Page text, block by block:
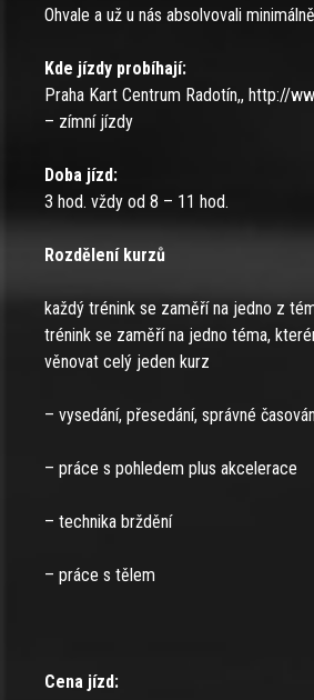
Ohvale a už u nás absolvovali
Kde jízdy probíhají:
Praha Kart Centrum Radotín,, http://
– zímní jízdy
Doba jízd:
3 hod. vždy od 8 – 11 hod.
Rozdělení kurzů
každý trénink se zaměří na jedno z
trénink se zaměří na jedno téma,
věnovat celý jeden kurz
– vysedání, přesedání, správné
– práce s pohledem plus akcelerace
– technika brždění
– práce s tělem
Cena jízd: